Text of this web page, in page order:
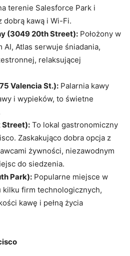
terenie Salesforce Park i
dobrą kawą i Wi-Fi.
(3049 20th Street): Położony w
AI, Atlas serwuje śniadania,
relaksującej
Valencia St.): Palarnia kawy
i wypieków, to świetne
Street): To lokal gastronomiczny
Zaskakująco dobra opcja z
żywności, niezawodnym
do siedzenia.
Park): Popularne miejsce w
kilku firm technologicznych,
kawę i pełną życia